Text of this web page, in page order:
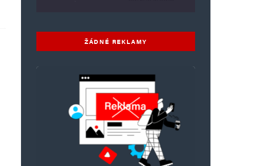
ŽÁDNÉ REKLAMY